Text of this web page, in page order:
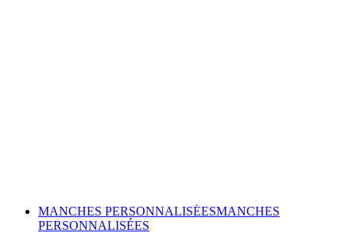
MANCHES PERSONNALISÉESMANCHES
PERSONNALISÉES